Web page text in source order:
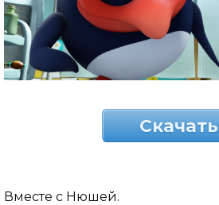
Скачать
Вместе с Нюшей.